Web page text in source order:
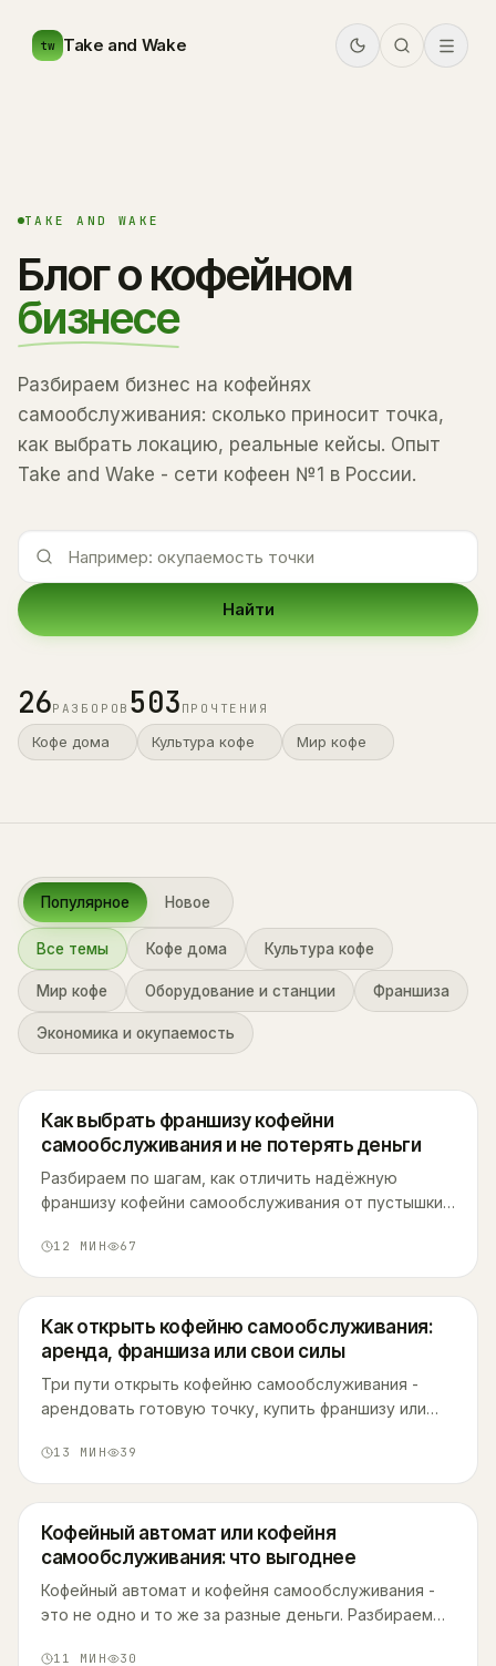
tw Take and Wake
TAKE AND WAKE
Блог о кофейном
бизнесе
Разбираем бизнес на кофейнях
самообслуживания: сколько приносит точка,
как выбрать локацию, реальные кейсы. Опыт
Take and Wake - сети кофеен №1 в России.
Найти
26РАЗБОРОВ 503 ПРОЧТЕНИЯ
Кофе дома Культура кофе Мир кофе
Популярное Новое
Все темы Кофе дома Культура кофе
Мир кофе Оборудование и станции Франшиза
Экономика и окупаемость
Как выбрать франшизу кофейни
самообслуживания и не потерять деньги
Разбираем по шагам, как отличить надёжную
франшизу кофейни самообслуживания от пустышки:
реестрам, что смотреть в договоре и сколько
реально стоит вход.
12 МИН 67
Как открыть кофейню самообслуживания:
аренда, франшиза или свои силы
Три пути открыть кофейню самообслуживания -
арендовать готовую точку, купить франшизу или
риски на реальных цифрах.
13 МИН 39
Кофейный автомат или кофейня
самообслуживания: что выгоднее
Кофейный автомат и кофейня самообслуживания -
это не одно и то же за разные деньги. Разбираем
11 МИН 30